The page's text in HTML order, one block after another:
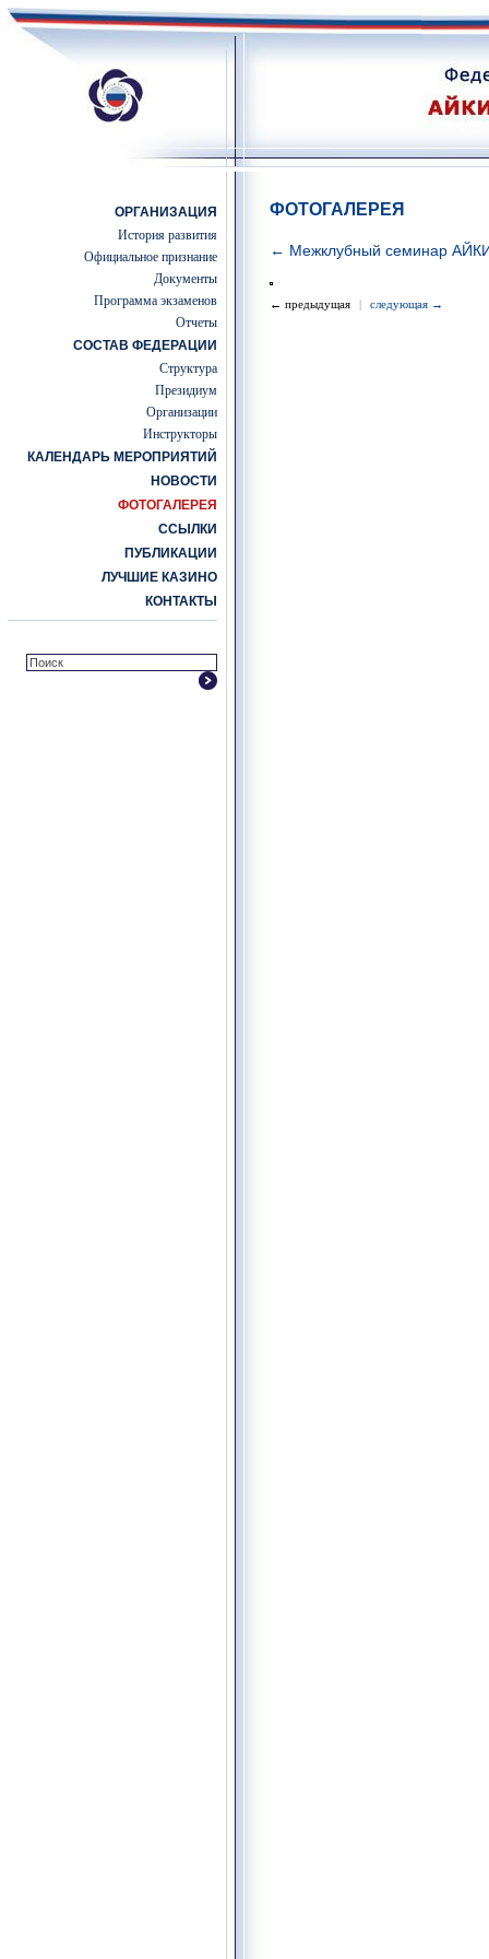
ОРГАНИЗАЦИЯ
История развития
Официальное признание
Документы
Программа экзаменов
Отчеты
СОСТАВ ФЕДЕРАЦИИ
Структура
Президиум
Организации
Инструкторы
КАЛЕНДАРЬ МЕРОПРИЯТИЙ
НОВОСТИ
ФОТОГАЛЕРЕЯ
ССЫЛКИ
ПУБЛИКАЦИИ
ЛУЧШИЕ КАЗИНО
КОНТАКТЫ
ФОТОГАЛЕРЕЯ
← Межклубный семинар
← предыдущая | следующая →